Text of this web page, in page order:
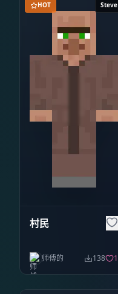
Steve
HOT
村民
师傅的 138 1